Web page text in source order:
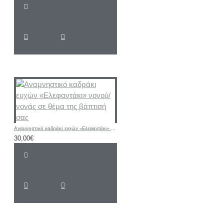
Αναμνηστικό καδράκι ευχών «Ελεφαντάκι» νονού/νονάς σε θέμα της βάπτισή σας
30,00€